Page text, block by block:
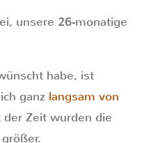
unsere 26-monatige
habe, ist
ganz langsam von
Zeit wurden die